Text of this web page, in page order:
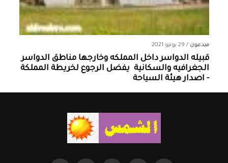
مبدعون / 29 يونيو 2021
قبيله الدواسر داخل المملكه وخارجها ‏مناطق الدواسر
الجغرافيه والسكانية ‏ يفضل الرجوع لخريطة المملكة
- اصدار هيئة السياحة